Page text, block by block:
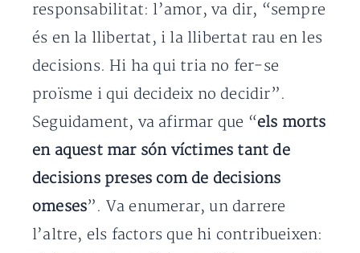
responsabilitat: l’amor, va dir, “sempre
és en la llibertat, i la llibertat rau en les
decisions. Hi ha qui tria no fer-se
proïsme i qui decideix no decidir”.
Seguidament, va afirmar que “els morts
en aquest mar són víctimes tant de
decisions preses com de decisions
omeses”. Va enumerar, un darrere
l’altre, els factors que hi contribueixen: